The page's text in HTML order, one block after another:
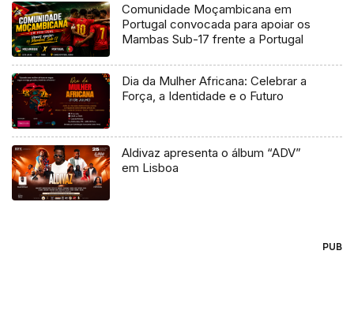
Comunidade Moçambicana em
Portugal convocada para apoiar os
Mambas Sub-17 frente a Portugal
Dia da Mulher Africana: Celebrar a
Força, a Identidade e o Futuro
Aldivaz apresenta o álbum “ADV”
em Lisboa
PUB